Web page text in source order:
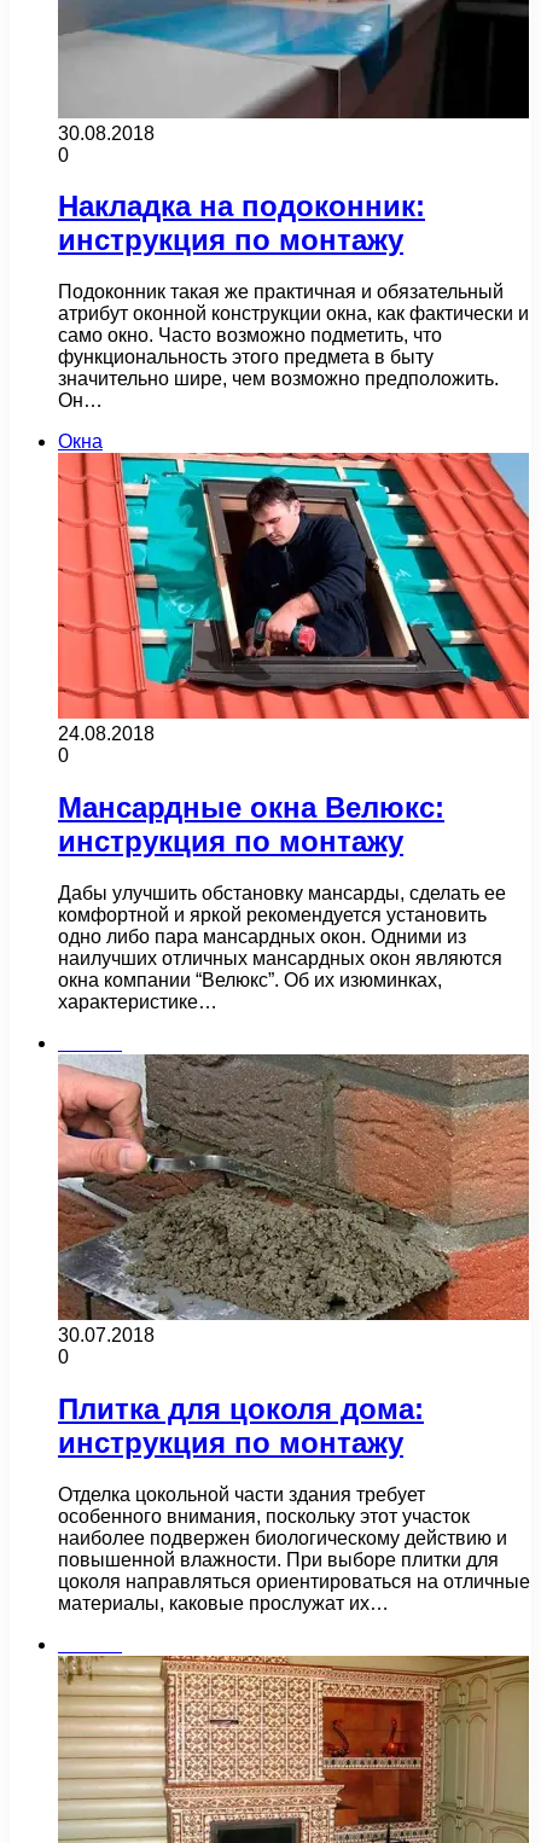
30.08.2018
0
Накладка на подоконник:
инструкция по монтажу
Подоконник такая же практичная и обязательный
атрибут оконной конструкции окна, как фактически и
само окно. Часто возможно подметить, что
функциональность этого предмета в быту
значительно шире, чем возможно предположить.
Он…
Окна
24.08.2018
0
Мансардные окна Велюкс:
инструкция по монтажу
Дабы улучшить обстановку мансарды, сделать ее
комфортной и яркой рекомендуется установить
одно либо пара мансардных окон. Одними из
наилучших отличных мансардных окон являются
окна компании “Велюкс”. Об их изюминках,
характеристике…
30.07.2018
0
Плитка для цоколя дома:
инструкция по монтажу
Отделка цокольной части здания требует
особенного внимания, поскольку этот участок
наиболее подвержен биологическому действию и
повышенной влажности. При выборе плитки для
цоколя направляться ориентироваться на отличные
материалы, каковые прослужат их…